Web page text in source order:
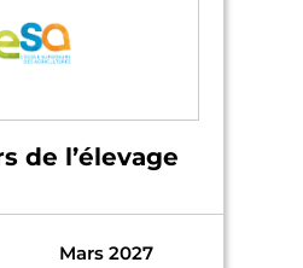
de l’élevage
Mars 2027